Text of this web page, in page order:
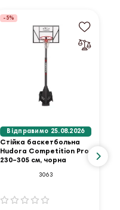
-5%
Відправимо 25.08.2026
Стійка баскетбольна
Hudora Competition Pro
230–305 см, чорна
3063